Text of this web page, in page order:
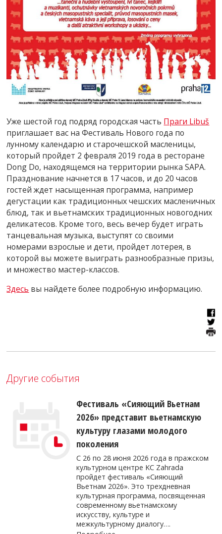
Уже шестой год подряд городская часть Праги Libuš
приглашает вас на Фестиваль Нового года по
лунному календарю и старочешской масленицы,
который пройдет 2 февраля 2019 года в ресторане
Dong Do, находящемся на территории рынка SAPA.
Празднование начнется в 17 часов, и до 20 часов
гостей ждет насыщенная программа, например
дегустации как традиционных чешских масленичных
блюд, так и вьетнамских традиционных новогодних
деликатесов. Кроме того, весь вечер будет играть
танцевальная музыка, выступят со своими
номерами взрослые и дети, пройдет лотерея, в
которой вы можете выиграть разнообразные призы,
и множество мастер-классов.
Здесь вы найдете более подробную информацию.
Другие события
Фестиваль «Сияющий Вьетнам
2026» представит вьетнамскую
культуру глазами молодого
поколения
С 26 по 28 июня 2026 года в пражском
культурном центре KC Zahrada
пройдет фестиваль «Сияющий
Вьетнам 2026». Это трехдневная
культурная программа, посвященная
современному вьетнамскому
искусству, культуре и
межкультурному диалогу….